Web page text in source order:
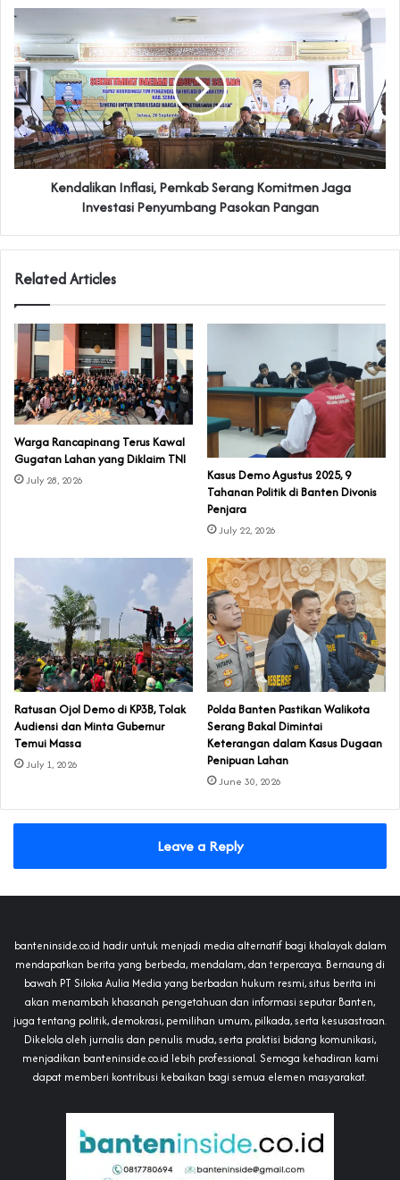
Kendalikan Inflasi, Pemkab Serang Komitmen Jaga
Investasi Penyumbang Pasokan Pangan
Related Articles
‎Warga Rancapinang Terus Kawal
Gugatan Lahan yang Diklaim TNI‎‎
July 28, 2026
‎Kasus Demo Agustus 2025, 9
Tahanan Politik di Banten Divonis
Penjara
July 22, 2026
‎Ratusan Ojol Demo di KP3B, Tolak
Audiensi dan Minta Gubernur
Temui Massa
July 1, 2026
Polda Banten Pastikan Walikota
Serang Bakal Dimintai
Keterangan dalam Kasus Dugaan
Penipuan Lahan
June 30, 2026
Leave a Reply
banteninside.co.id hadir untuk menjadi media alternatif bagi khalayak dalam
mendapatkan berita yang berbeda, mendalam, dan terpercaya. Bernaung di
bawah PT Siloka Aulia Media yang berbadan hukum resmi, situs berita ini
akan menambah khasanah pengetahuan dan informasi seputar Banten,
juga tentang politik, demokrasi, pemilihan umum, pilkada, serta kesusastraan.
Dikelola oleh jurnalis dan penulis muda, serta praktisi bidang komunikasi,
menjadikan banteninside.co.id lebih professional. Semoga kehadiran kami
dapat memberi kontribusi kebaikan bagi semua elemen masyarakat.